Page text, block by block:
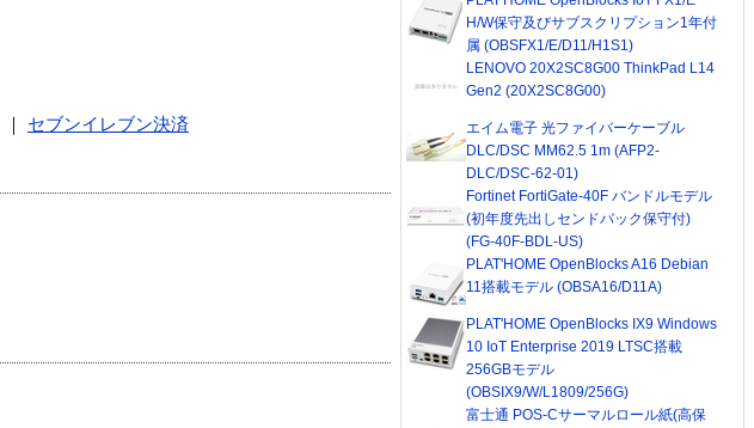
セブンイレブン決済
H/W保守及びサブスクリプション1年付
属 (OBSFX1/E/D11/H1S1)
LENOVO 20X2SC8G00 ThinkPad L14
Gen2 (20X2SC8G00)
エイム電子 光ファイバーケーブル
DLC/DSC MM62.5 1m (AFP2-
DLC/DSC-62-01)
Fortinet FortiGate-40F バンドルモデル
(初年度先出しセンドバック保守付)
(FG-40F-BDL-US)
PLAT'HOME OpenBlocks A16 Debian
11搭載モデル (OBSA16/D11A)
PLAT'HOME OpenBlocks IX9 Windows
10 IoT Enterprise 2019 LTSC搭載
256GBモデル
(OBSIX9/W/L1809/256G)
富士通 POS-Cサーマルロール紙(高保